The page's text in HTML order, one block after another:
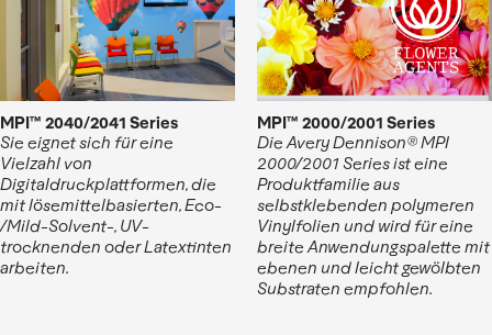
MPI™ 2040/2041 Series
Sie eignet sich für eine
Vielzahl von
Digitaldruckplattformen, die
mit lösemittelbasierten, Eco-
/Mild-Solvent-, UV-
trocknenden oder Latextinten
arbeiten.
MPI™ 2000/2001 Series
Die Avery Dennison® MPI
2000/2001 Series ist eine
Produktfamilie aus
selbstklebenden polymeren
Vinylfolien und wird für eine
breite Anwendungspalette mit
ebenen und leicht gewölbten
Substraten empfohlen.